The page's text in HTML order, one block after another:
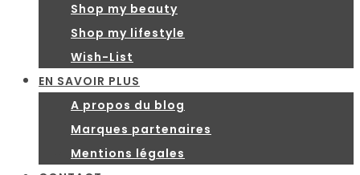
Shop my beauty
Shop my lifestyle
Wish-List
EN SAVOIR PLUS
A propos du blog
Marques partenaires
Mentions légales